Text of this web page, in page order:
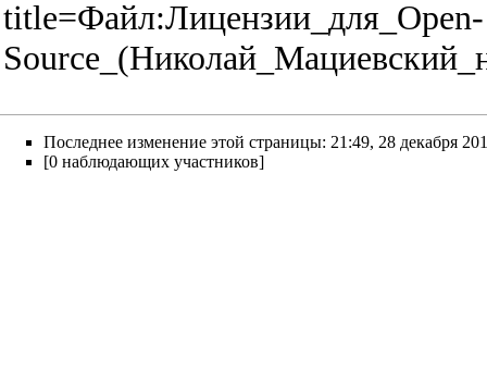
title=Файл:Лицензии_для_Open-
Последнее изменение этой страницы: 21:49, 28 декабря
[0 наблюдающих участников]